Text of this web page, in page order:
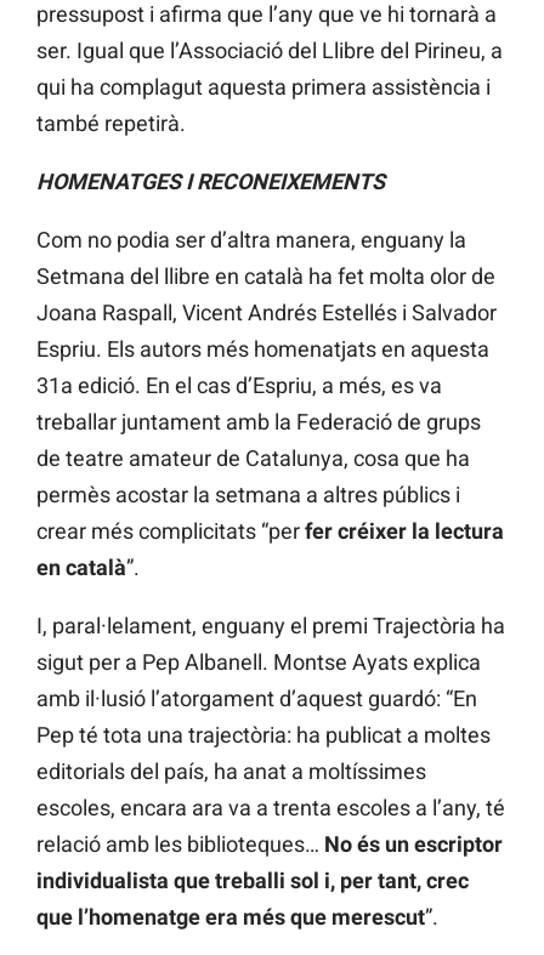
pressupost i afirma que l’any que ve hi tornarà a
ser. Igual que l’Associació del Llibre del Pirineu, a
qui ha complagut aquesta primera assistència i
també repetirà.
HOMENATGES I RECONEIXEMENTS
Com no podia ser d’altra manera, enguany la
Setmana del llibre en català ha fet molta olor de
Joana Raspall, Vicent Andrés Estellés i Salvador
Espriu. Els autors més homenatjats en aquesta
31a edició. En el cas d’Espriu, a més, es va
treballar juntament amb la Federació de grups
de teatre amateur de Catalunya, cosa que ha
permès acostar la setmana a altres públics i
crear més complicitats “perfer créixer la lectura
en català”.
I, paral·lelament, enguany el premi Trajectòria ha
sigut per a Pep Albanell. Montse Ayats explica
amb il·lusió l’atorgament d’aquest guardó: “En
Pep té tota una trajectòria: ha publicat a moltes
editorials del país, ha anat a moltíssimes
escoles, encara ara va a trenta escoles a l’any, té
relació amb les biblioteques… No és un escriptor
individualista que treballi sol i, per tant, crec
que l’homenatge era més que merescut”.